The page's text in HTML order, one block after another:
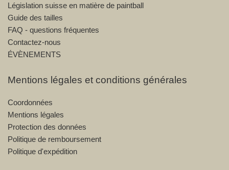
Législation suisse en matière de paintball
Guide des tailles
FAQ - questions fréquentes
Contactez-nous
ÉVÈNEMENTS
Mentions légales et conditions générales
Coordonnées
Mentions légales
Protection des données
Politique de remboursement
Politique d'expédition